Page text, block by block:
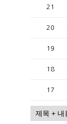
21
20
19
18
17